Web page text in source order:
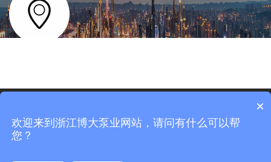
0575-8379 6028
×
欢迎来到浙江博大泵业网站，请问有什么可以帮
您？